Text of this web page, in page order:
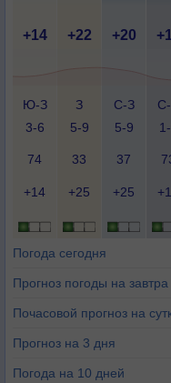
+14 +22 +20
Ю-З
3-6
З
5-9
С-З
5-9
74 33 37
+14 +25 +25
Погода сегодня
Прогноз погоды на завтра
Почасовой прогноз на
Прогноз на 3 дня
Погода на 10 дней